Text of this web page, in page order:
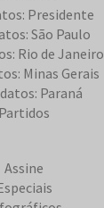
Presidente
São Paulo
Rio de Janeiro
Minas Gerais
Paraná
Partidos
Assine